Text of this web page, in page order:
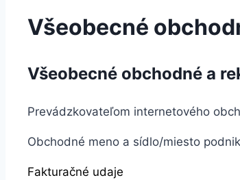
Všeobecné
Všeobecné obchodné a
Prevádzkovateľom internetového
Obchodné meno a sídlo/miesto
Fakturačné udaje